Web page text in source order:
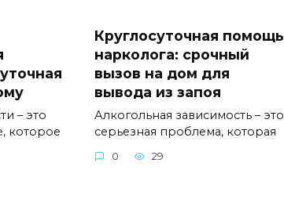
– это
которое
Круглосуточная помощь
нарколога: срочный
вызов на дом для
вывода из запоя
Алкогольная зависимость – это
серьезная проблема, которая
0 29